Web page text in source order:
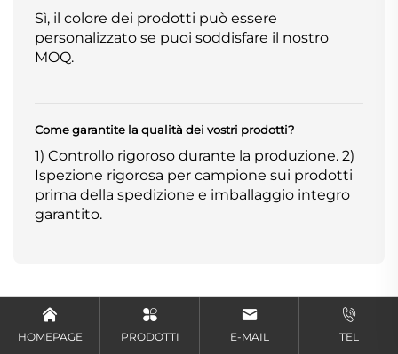
Sì, il colore dei prodotti può essere
personalizzato se puoi soddisfare il nostro
MOQ.
Come garantite la qualità dei vostri prodotti?
1) Controllo rigoroso durante la produzione. 2)
Ispezione rigorosa per campione sui prodotti
prima della spedizione e imballaggio integro
garantito.
Prodotti consigliati
HOMEPAGE PRODOTTI E-MAIL TEL